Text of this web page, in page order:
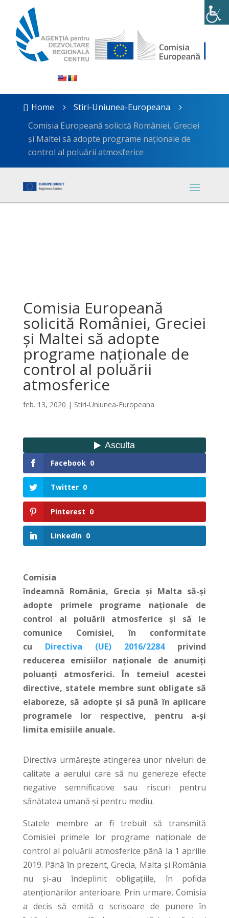
 Home 5 Stiri-Uniunea-Europeana 5
Comisia Europeană solicită României, Greciei
și Maltei să adopte programe naționale de
control al poluării atmosferice
Comisia Europeană
solicită României, Greciei
și Maltei să adopte
programe naționale de
control al poluării
atmosferice
feb. 13, 2020 | Stiri-Uniunea-Europeana
Facebook 0
Twitter 0
Pinterest 0
LinkedIn 0
Comisia
îndeamnă România, Grecia și Malta să-și
adopte primele programe naționale de
control al poluării atmosferice și să le
comunice Comisiei, în conformitate
cu Directiva (UE) 2016/2284privind
reducerea emisiilor naționale de anumiți
poluanți atmosferici. În temeiul acestei
directive, statele membre sunt obligate să
elaboreze, să adopte și să pună în aplicare
programele lor respective, pentru a-și
limita emisiile anuale.
Directiva urmărește atingerea unor niveluri de
calitate a aerului care să nu genereze efecte
negative semnificative sau riscuri pentru
sănătatea umană și pentru mediu.
Statele membre ar fi trebuit să transmită
Comisiei primele lor programe naționale de
control al poluării atmosferice până la 1 aprilie
2019. Până în prezent, Grecia, Malta și România
nu și-au îndeplinit obligațiile, în pofida
atenționărilor anterioare. Prin urmare, Comisia
a decis să emită o scrisoare de punere în